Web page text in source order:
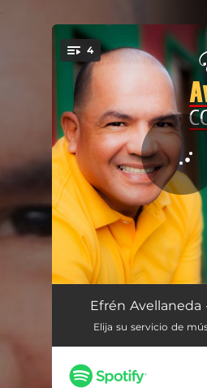
You're all set!
4
Conflicto
Ni Poco Ni Demasiado
Conflicto - Instrumental
Efrén
Elija su servicio de